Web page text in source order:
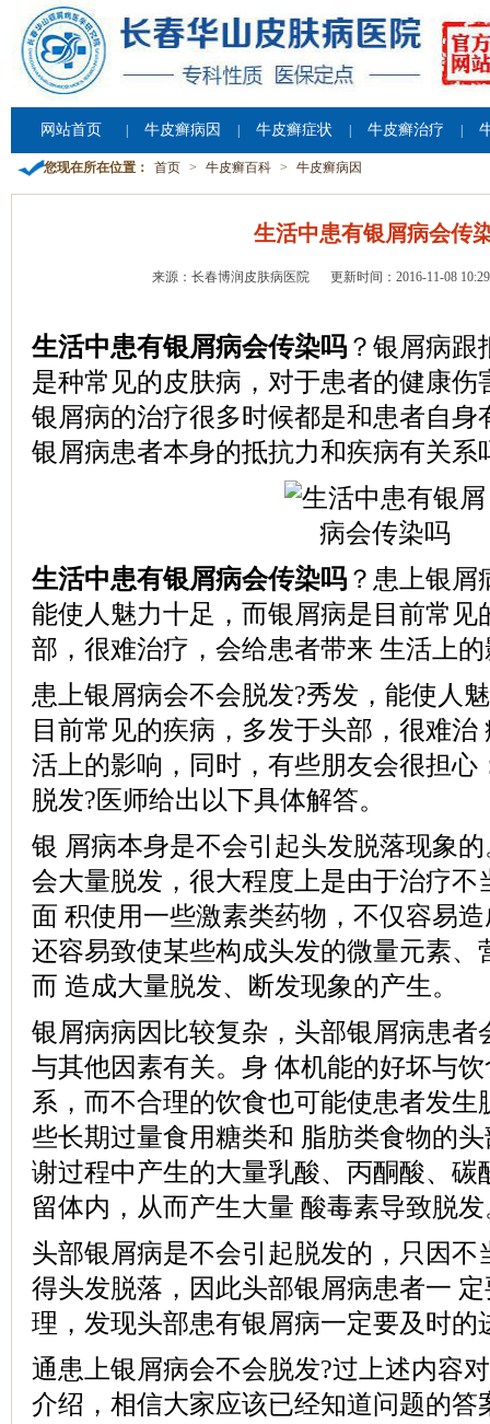
网站首页 牛皮癣病因 牛皮癣症状 牛皮癣治疗
您现在所在位置： 首页 > 牛皮癣百科 > 牛皮癣病因
生活中患有银屑病会传
来源：长春博润皮肤病医院 更新时间：2016-11-08
生活中患有银屑病会传染吗 ？银屑病跟
是种常见的皮肤病，对于患者的健康伤
银屑病的治疗很多时候都是和患者自身
银屑病患者本身的抵抗力和疾病有关系
生活中患有银屑病会传染吗 ？患上银屑
能使人魅力十足，而银屑病是目前常见
部，很难治疗，会给患者带来 生活上
患上银屑病会不会脱发?秀发，能使人
目前常见的疾病，多发于头部，很难
活上的影响，同时，有些朋友会很担心
脱发?医师给出以下具体解答。
银 屑病本身是不会引起头发脱落现象
会大量脱发，很大程度上是由于治疗不
面 积使用一些激素类药物，不仅容易
还容易致使某些构成头发的微量元素、
而 造成大量脱发、断发现象的产生。
银屑病病因比较复杂，头部银屑病患者
与其他因素有关。身 体机能的好坏与
系，而不合理的饮食也可能使患者发生
些长期过量食用糖类和 脂肪类食物的
谢过程中产生的大量乳酸、丙酮酸、碳
留体内，从而产生大量 酸毒素导致脱发
头部银屑病是不会引起脱发的，只因不
得头发脱落，因此头部银屑病患者一
理，发现头部患有银屑病一定要及时的
通患上银屑病会不会脱发?过上述内容
介绍，相信大家应该已经知道问题的答